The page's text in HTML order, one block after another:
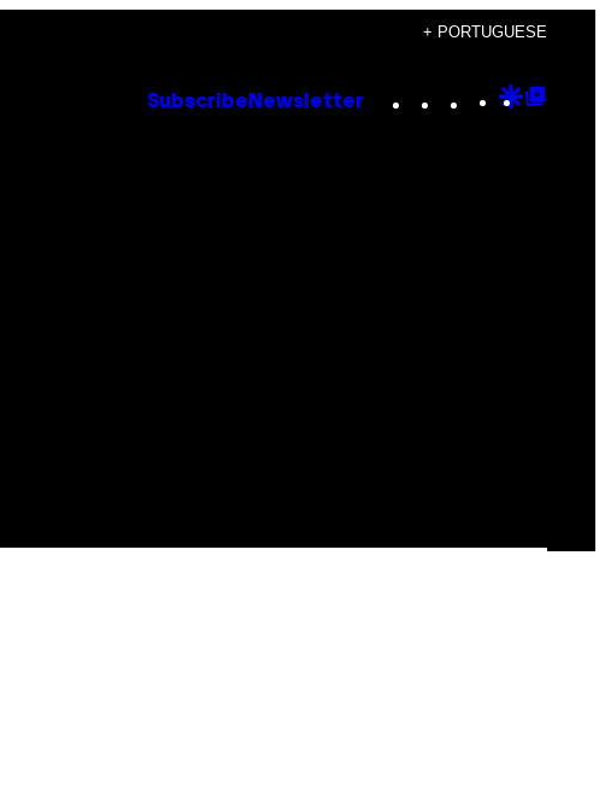
+ PORTUGUESE
Subscribe Newsletter Instagram
TikTok
YouTube
Google